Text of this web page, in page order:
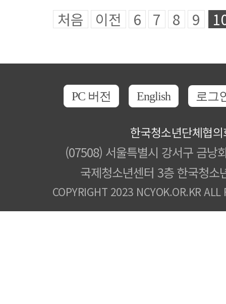
처음 이전 6 7 8 9
PC 버전 English 로그
한국청소년단체협
(07508) 서울특별시 강서구 금낭
국제청소년센터 3층 한국청소
COPYRIGHT 2023 NCYOK.OR.KR ALL